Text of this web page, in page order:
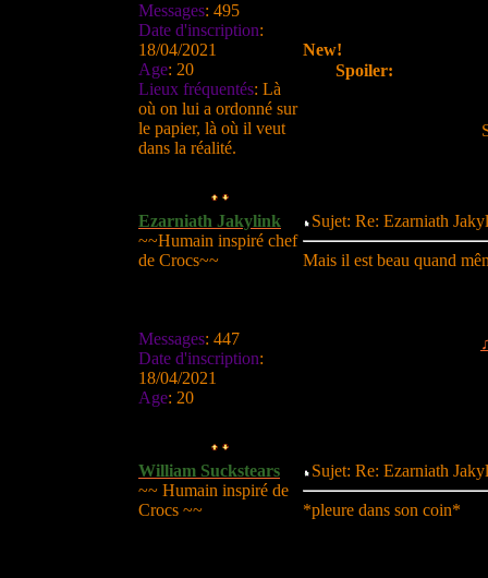
Messages: 495
Date d'inscription:
18/04/2021
Age: 20
Lieux fréquentés: Là
où on lui a ordonné sur
le papier, là où il veut
dans la réalité.
New!
Spoiler:
Ezarniath Jakylink
~~Humain inspiré chef
de Crocs~~
Messages: 447
Date d'inscription:
18/04/2021
Age: 20
Sujet: Re: Ezarniath
Mais il est beau quand
William Suckstears
~~ Humain inspiré de
Crocs ~~
Sujet: Re: Ezarniath
*pleure dans son coin*